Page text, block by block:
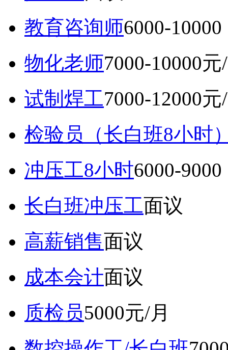
教育咨询师6000-
物化老师7000-10000元
试制焊工7000-12000元
检验员（长白班8小时
冲压工8小时6000-
长白班冲压工面议
高薪销售面议
成本会计面议
质检员5000元/月